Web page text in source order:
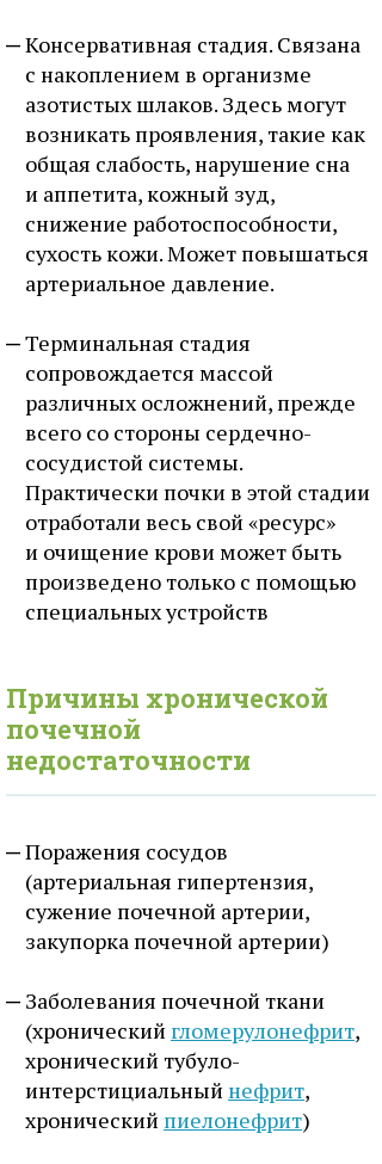
Консервативная стадия. Связана
с накоплением в организме
азотистых шлаков. Здесь могут
возникать проявления, такие как
общая слабость, нарушение сна
и аппетита, кожный зуд,
снижение работоспособности,
сухость кожи. Может повышаться
артериальное давление.
Терминальная стадия
сопровождается массой
различных осложнений, прежде
всего со стороны сердечно-
сосудистой системы.
Практически почки в этой стадии
отработали весь свой «ресурс»
и очищение крови может быть
произведено только с помощью
специальных устройств
Причины хронической
почечной
недостаточности
Поражения сосудов
(артериальная гипертензия,
сужение почечной артерии,
закупорка почечной артерии)
Заболевания почечной ткани
(хронический гломерулонефрит,
хронический тубуло-
интерстициальный нефрит,
хронический пиелонефрит)